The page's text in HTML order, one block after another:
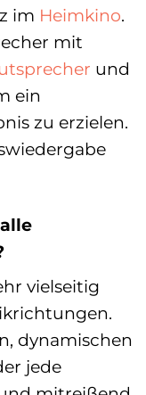
im Heimkino.
mit
und
ein
zu erzielen.
vielseitig
dynamischen
jede